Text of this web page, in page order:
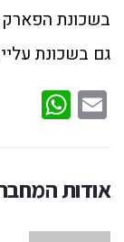
בשכונת הפארק
גם בשכונת
Email
אודות